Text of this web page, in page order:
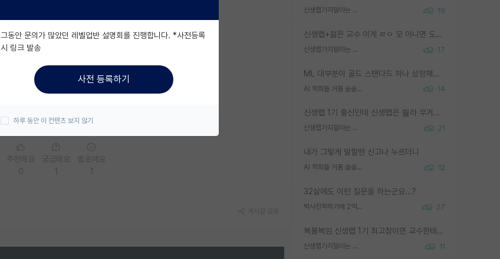
신생랩가지말라는 이유가 있었구나 19
신생랩+젊은 교수 이게 ㄹㅇ 모 아니면 도인듯.
신생랩가지말라는 이유가 있었구나 17
ML 대부분이 골드 스탠다드 하나 상정해놓고 (벤치마크 데이터셋이 여러 개면 여러 개 상정) 그거 얼마나 잘 맞추나 싸움임 가끔 번뜩이는 설계 철학을 보여주는 논문들도 있지만 대부분 그거 성적 얼마나 더 올리느라에 혈안이 되어 있는 측면이 잇음
AI 학회들 거품 슬슬 지적이 나오네요 14
신생랩 1기 출신인데 신생랩은 줠라 무거운 바벨 같은거임. 들면 대박인데 못들면 깔려 죽음. 아무도 알려주지 않는 환경에서 자생해야하지만, 일단 살아남았다면 그 어떤 사람보다 악착같고 생존력 높은 사람으로 거듭날 수 있음
신생랩가지말라는 이유가 있었구나 21
내가 그렇게 말할땐 신고나 누르더니
AI 학회들 거품 슬슬 지적이 나오네요 12
32살에도 이런 질문을 하는군요...?
박사진학하기에 2억은 괜찮은 (?) 정도의 경제력인가요 27
복불복임 신생랩 1기 최고참이면 교수한테 직접 지도받는 시간이 매우 많음 제대로 된 교수라면 말이지 그게 아니라면 그냥 넌 해방 불가능한 노예 1호에 감점쓰레기통이 되는거고
신생랩가지말라는 이유가 있었구나 11
그동안 문의가 많았던 레벨업반 설명회를 진행합니다. *사전등록
시 링크 발송
사전 등록하기
하루 동안 이 컨텐츠 보지 않기